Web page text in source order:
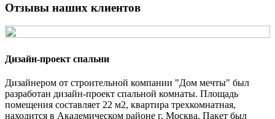
Отзывы наших клиентов
Дизайн-проект спальни
Дизайнером от строительной компании "Дом мечты" был
разработан дизайн-проект спальной комнаты. Площадь
помещения составляет 22 м2, квартира трехкомнатная,
находится в Академическом районе г. Москва. Пакет был